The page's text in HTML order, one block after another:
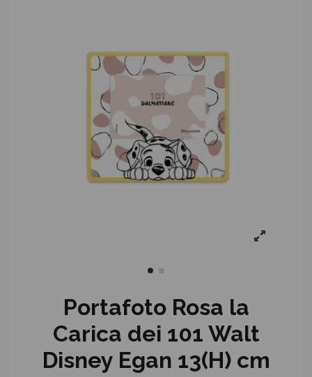
Portafoto Rosa la
Carica dei 101 Walt
Disney Egan 13(H) cm